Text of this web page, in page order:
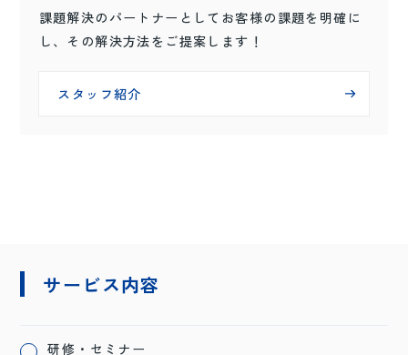
スタッフ紹介
スタッフ紹介
課題解決のパートナーとしてお客様の課題を明確に
し、その解決方法をご提案します！
サービス内容
研修・セミナー